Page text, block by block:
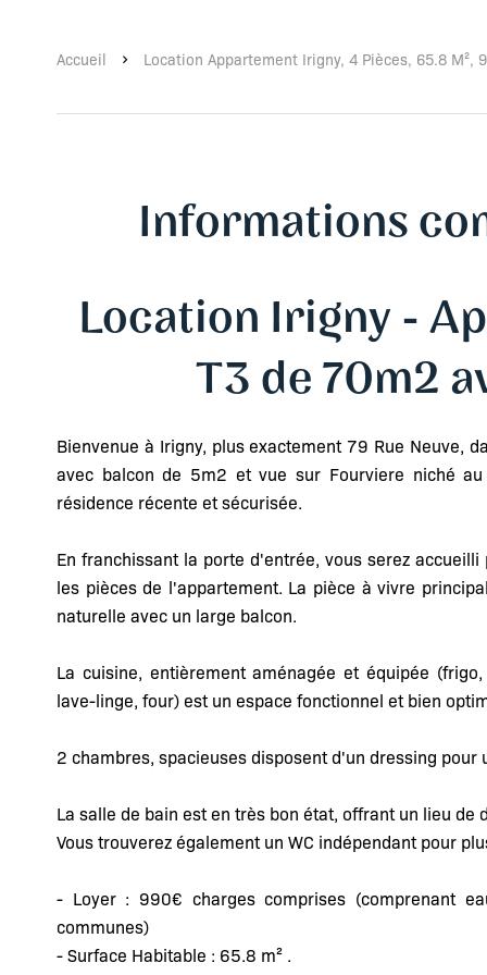
Accueil Location Appartement Irigny, 4 Pièces, 65.8 M²,
Informations
Location Irigny -
T3 de 70m2
Bienvenue à Irigny, plus exactement 79 Rue Neuve,
avec balcon de 5m2 et vue sur Fourviere niché
résidence récente et sécurisée.
En franchissant la porte d'entrée, vous serez
les pièces de l'appartement. La pièce à vivre
naturelle avec un large balcon.
La cuisine, entièrement aménagée et équipée
lave-linge, four) est un espace fonctionnel et bien
2 chambres, spacieuses disposent d'un dressing pour
La salle de bain est en très bon état, offrant un lieu
Vous trouverez également un WC indépendant pour
- Loyer : 990€ charges comprises (comprenant
communes)
- Surface Habitable : 65.8 m² .